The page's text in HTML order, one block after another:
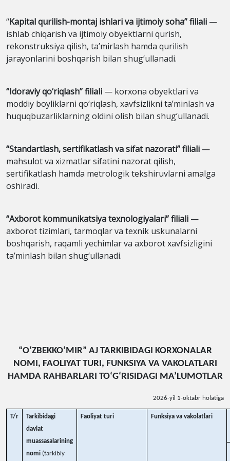
“Kapital qurilish-montaj ishlari va ijtimoiy soha” filiali —
ishlab chiqarish va ijtimoiy obyektlarni qurish,
rekonstruksiya qilish, ta’mirlash hamda qurilish
jarayonlarini boshqarish bilan shug‘ullanadi.
“Idoraviy qo‘riqlash” filiali — korxona obyektlari va
moddiy boyliklarni qo‘riqlash, xavfsizlikni ta’minlash va
huquqbuzarliklarning oldini olish bilan shug‘ullanadi.
“Standartlash, sertifikatlash va sifat nazorati” filiali —
mahsulot va xizmatlar sifatini nazorat qilish,
sertifikatlash hamda metrologik tekshiruvlarni amalga
oshiradi.
“Axborot kommunikatsiya texnologiyalari” filiali —
axborot tizimlari, tarmoqlar va texnik uskunalarni
boshqarish, raqamli yechimlar va axborot xavfsizligini
ta’minlash bilan shug‘ullanadi.
“O‘ZBEKKO‘MIR” AJ TARKIBIDAGI KORXONALAR
NOMI, FAOLIYAT TURI, FUNKSIYA VA VAKOLATLARI
HAMDA RAHBARLARI TO‘G‘RISIDAGI MA’LUMOTLAR
2026-yil 1-oktabr holatiga
T/r
Tarkibidagi
davlat
muassasalarining
nomi (tarkibiy
Faoliyat turi Funksiya va vakolatlari